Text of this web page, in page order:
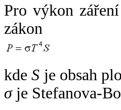
Pro výkon
zákon
kdeS je obsah
σje Stefanova-